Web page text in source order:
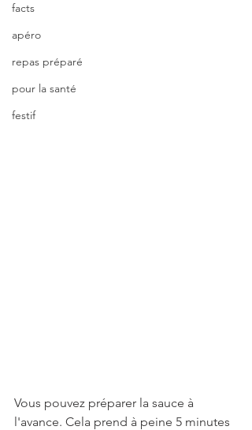
facts
apéro
repas préparé
pour la santé
festif
Vous pouvez préparer la sauce à
l'avance. Cela prend à peine 5 minutes